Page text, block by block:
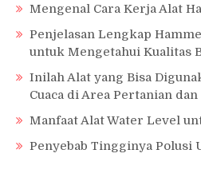
Mengenal Cara Kerja Alat
Penjelasan Lengkap
untuk Mengetahui Kualitas
Inilah Alat yang Bisa
Cuaca di Area Pertanian
Manfaat Alat Water Level
Penyebab Tingginya Polusi